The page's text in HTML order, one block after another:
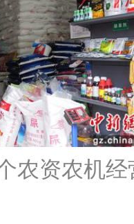
资农机经